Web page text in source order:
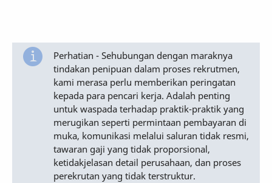
Perhatian - Sehubungan dengan maraknya
tindakan penipuan dalam proses rekrutmen,
kami merasa perlu memberikan peringatan
kepada para pencari kerja. Adalah penting
untuk waspada terhadap praktik-praktik yang
merugikan seperti permintaan pembayaran di
muka, komunikasi melalui saluran tidak resmi,
tawaran gaji yang tidak proporsional,
ketidakjelasan detail perusahaan, dan proses
perekrutan yang tidak terstruktur.